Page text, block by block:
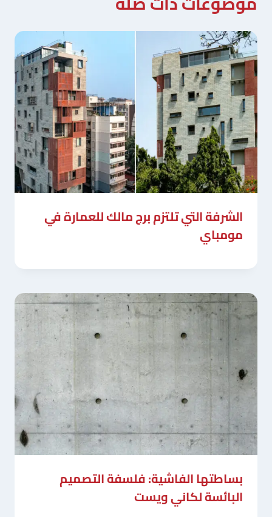
الشرفة التي تلتزم برج مالك للعمارة في
مومباي
بساطتها الفاشية: فلسفة التصميم
البائسة لكاني ويست